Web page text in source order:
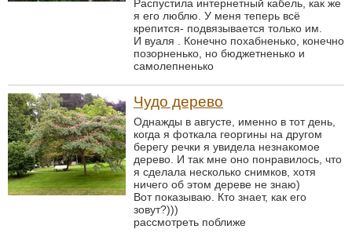
Распустила интернетный кабель, как же
я его люблю. У меня теперь всё
крепится- подвязывается только им.
И вуаля . Конечно похабненько, конечно
позорненько, но бюджетненько и
самолепненько
Чудо дерево
Однажды в августе, именно в тот день,
когда я фоткала георгины на другом
берегу речки я увидела незнакомое
дерево. И так мне оно понравилось, что
я сделала несколько снимков, хотя
ничего об этом дереве не знаю)
Вот показываю. Кто знает, как его
зовут?)))
рассмотреть поближе